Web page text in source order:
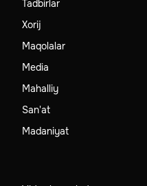
Tadbirlar
Xorij
Maqolalar
Media
Mahalliy
San'at
Madaniyat